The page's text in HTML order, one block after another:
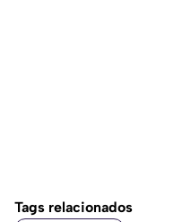
Tags relacionados